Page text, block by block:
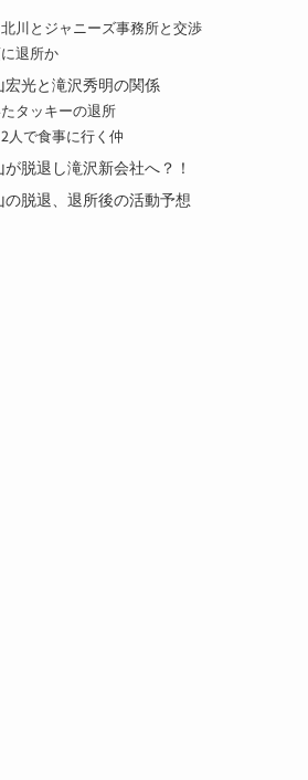
川とジャニーズ事務所と交渉
退所か
宏光と滝沢秀明の関係
タッキーの退所
人で食事に行く仲
脱退し滝沢新会社へ？！
の脱退、退所後の活動予想